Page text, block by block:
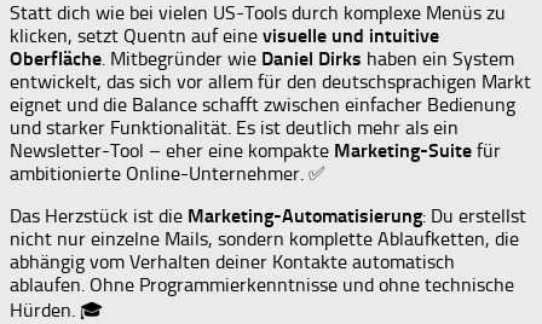
Statt dich wie bei vielen US-Tools durch komplexe Menüs zu
klicken, setzt Quentn auf eine visuelle und intuitive
Oberfläche. Mitbegründer wie Daniel Dirks haben ein System
entwickelt, das sich vor allem für den deutschsprachigen Markt
eignet und die Balance schafft zwischen einfacher Bedienung
und starker Funktionalität. Es ist deutlich mehr als ein
Newsletter-Tool – eher eine kompakte Marketing-Suite für
ambitionierte Online-Unternehmer. ✅
Das Herzstück ist die Marketing-Automatisierung: Du erstellst
nicht nur einzelne Mails, sondern komplette Ablaufketten, die
abhängig vom Verhalten deiner Kontakte automatisch
ablaufen. Ohne Programmierkenntnisse und ohne technische
Hürden. 🎓